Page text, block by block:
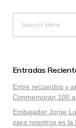
Entradas
Entre recuerdos y
Conmemoran 100
Embajador Jorge
para nosotros es la